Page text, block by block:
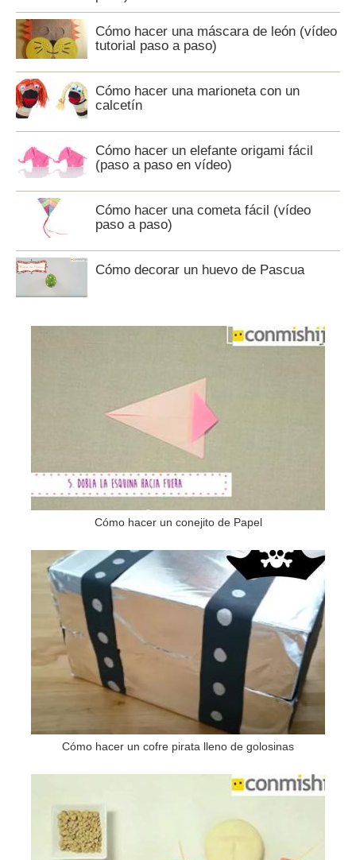
Cómo hacer una máscara de león (vídeo
tutorial paso a paso)
Cómo hacer una marioneta con un
calcetín
Cómo hacer un elefante origami fácil
(paso a paso en vídeo)
Cómo hacer una cometa fácil (vídeo
paso a paso)
Cómo decorar un huevo de Pascua
Cómo hacer un conejito de Papel
Cómo hacer un cofre pirata lleno de golosinas